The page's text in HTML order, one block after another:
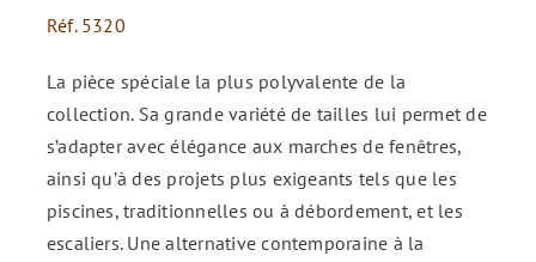
Réf. 5320
La pièce spéciale la plus polyvalente de la
collection. Sa grande variété de tailles lui permet de
s’adapter avec élégance aux marches de fenêtres,
ainsi qu’à des projets plus exigeants tels que les
piscines, traditionnelles ou à débordement, et les
escaliers. Une alternative contemporaine à la